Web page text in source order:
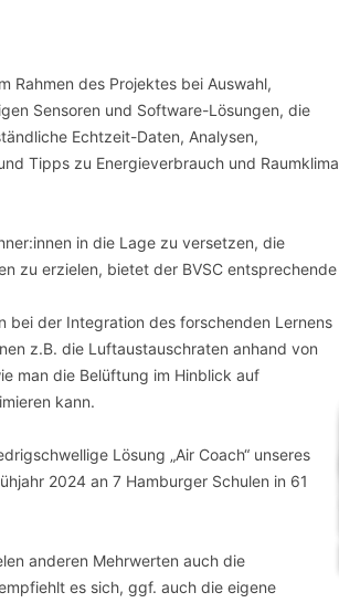
Rahmen des Projektes bei Auswahl,
Sensoren und Software-Lösungen, die
Echtzeit-Daten, Analysen,
Tipps zu Energieverbrauch und Raumklima
in die Lage zu versetzen, die
zu erzielen, bietet der BVSC entsprechende
bei der Integration des forschenden Lernens
z.B. die Luftaustauschraten anhand von
man die Belüftung im Hinblick auf
kann.
Lösung „Air Coach“ unseres
2024 an 7 Hamburger Schulen in 61
anderen Mehrwerten auch die
es sich, ggf. auch die eigene